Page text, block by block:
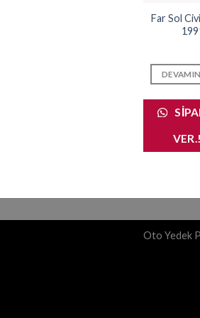
Far Sol
VER.!
Oto Yedek